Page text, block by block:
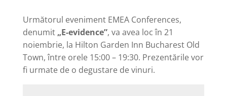
Următorul eveniment EMEA Conferences,
denumit „E-evidence”, va avea loc în 21
noiembrie, la Hilton Garden Inn Bucharest Old
Town, între orele 15:00 – 19:30. Prezentările vor
fi urmate de o degustare de vinuri.